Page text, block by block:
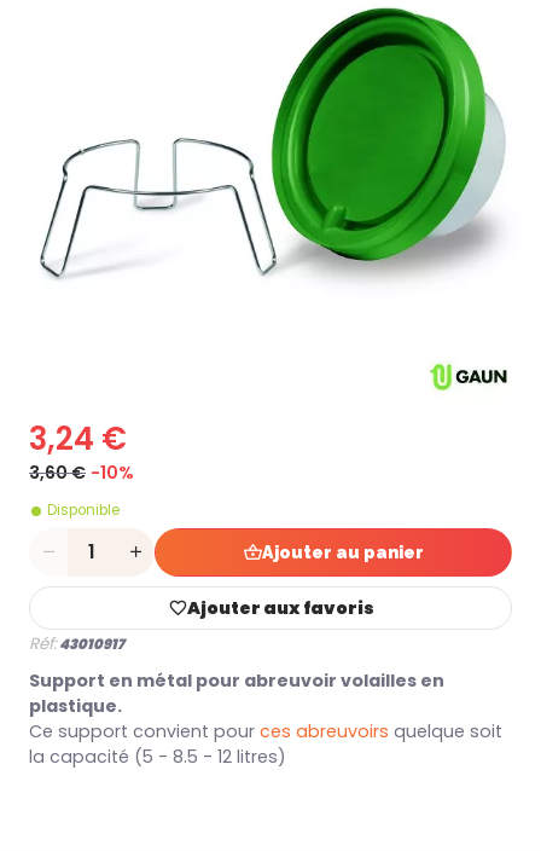
3,24 €
3,60 € -10%
Disponible
Quantité Ajouter au panier
Ajouter aux favoris
Réf:43010917
Support en métal pour abreuvoir volailles en
plastique.
Ce support convient pour ces abreuvoirs quelque soit
la capacité (5 - 8.5 - 12 litres)